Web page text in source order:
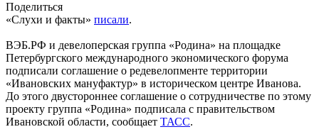
Поделиться
«Слухи и факты» писали.
ВЭБ.РФ и девелоперская группа «Родина» на площадке
Петербургского международного экономического форума
подписали соглашение о редевелопменте территории
«Ивановских мануфактур» в историческом центре Иванова.
До этого двустороннее соглашение о сотрудничестве по этому
проекту группа «Родина» подписала с правительством
Ивановской области, сообщает ТАСС.